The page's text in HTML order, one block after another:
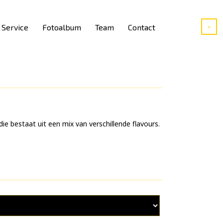
Service Fotoalbum Team Contact
bestaat uit een mix van verschillende flavours.